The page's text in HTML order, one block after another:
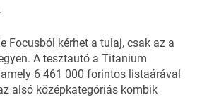
Focusból kérhet a tulaj, csak az a
A tesztautó a Titanium
6 461 000 forintos listaárával
alsó középkategóriás kombik